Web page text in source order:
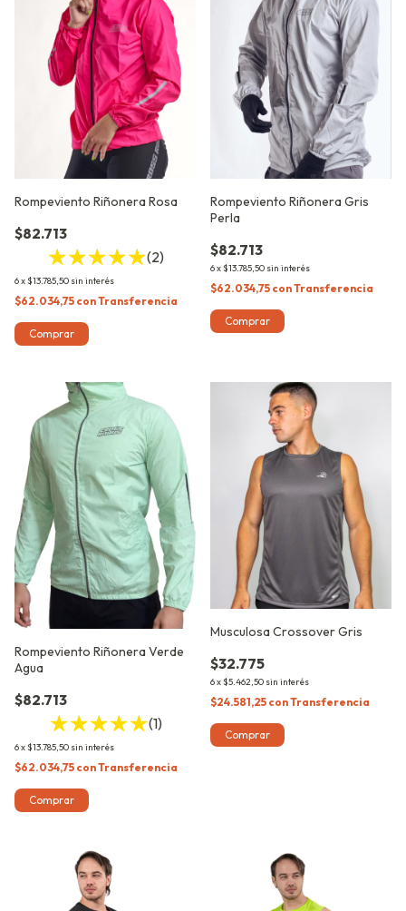
Rompeviento Riñonera Rosa
$82.713
(2)
6x $13.785,50 sin interés
$62.034,75 conTransferencia
Comprar
Rompeviento Riñonera Gris
Perla
$82.713
6x $13.785,50 sin interés
$62.034,75 conTransferencia
Comprar
Rompeviento Riñonera Verde
Agua
$82.713
(1)
6x $13.785,50 sin interés
$62.034,75 conTransferencia
Comprar
Musculosa Crossover Gris
$32.775
6x $5.462,50 sin interés
$24.581,25 conTransferencia
Comprar